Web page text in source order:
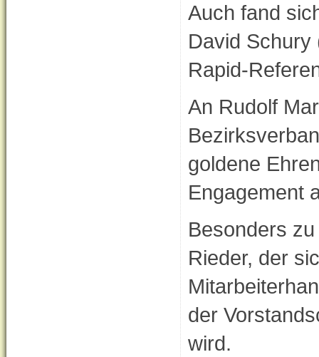
Auch fand
David Schury
Rapid-
An Rudolf
goldene
Engagement
Besonders
Rieder, der
der
wird.